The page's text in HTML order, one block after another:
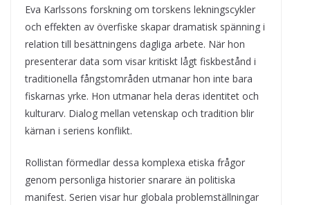
Eva Karlssons forskning om torskens lekningscykler
och effekten av överfiske skapar dramatisk spänning i
relation till besättningens dagliga arbete. När hon
presenterar data som visar kritiskt lågt fiskbestånd i
traditionella fångstområden utmanar hon inte bara
fiskarnas yrke. Hon utmanar hela deras identitet och
kulturarv. Dialog mellan vetenskap och tradition blir
kärnan i seriens konflikt.
Rollistan förmedlar dessa komplexa etiska frågor
genom personliga historier snarare än politiska
manifest. Serien visar hur globala problemställningar